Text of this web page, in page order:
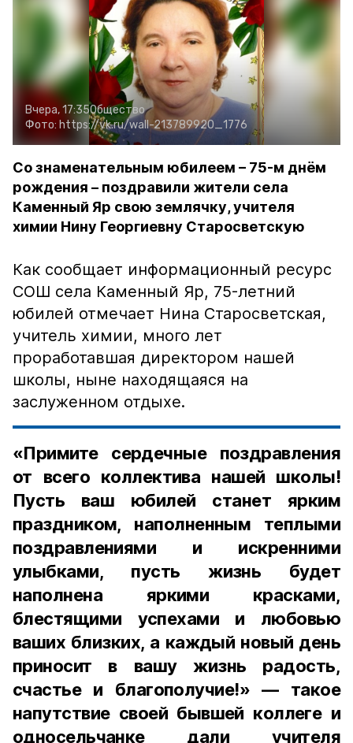
Вчера, 17:35Общество
Фото: https://vk.ru/wall-213789920_1776
Со знаменательным юбилеем – 75-м днём
рождения – поздравили жители села
Каменный Яр свою землячку, учителя
химии Нину Георгиевну Старосветскую
Как сообщает информационный ресурс
СОШ села Каменный Яр, 75-летний
юбилей отмечает Нина Старосветская,
учитель химии, много лет
проработавшая директором нашей
школы, ныне находящаяся на
заслуженном отдыхе.
«Примите сердечные поздравления
от всего коллектива нашей школы!
Пусть ваш юбилей станет ярким
праздником, наполненным теплыми
поздравлениями и искренними
улыбками, пусть жизнь будет
наполнена яркими красками,
блестящими успехами и любовью
ваших близких, а каждый новый день
приносит в вашу жизнь радость,
счастье и благополучие!» — такое
напутствие своей бывшей коллеге и
односельчанке дали учителя